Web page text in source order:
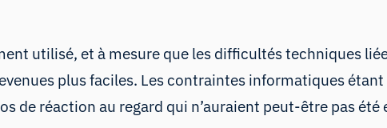
utilisé, et à mesure que les difficultés techniques
plus faciles. Les contraintes informatiques
de réaction au regard qui n’auraient peut-être pas été